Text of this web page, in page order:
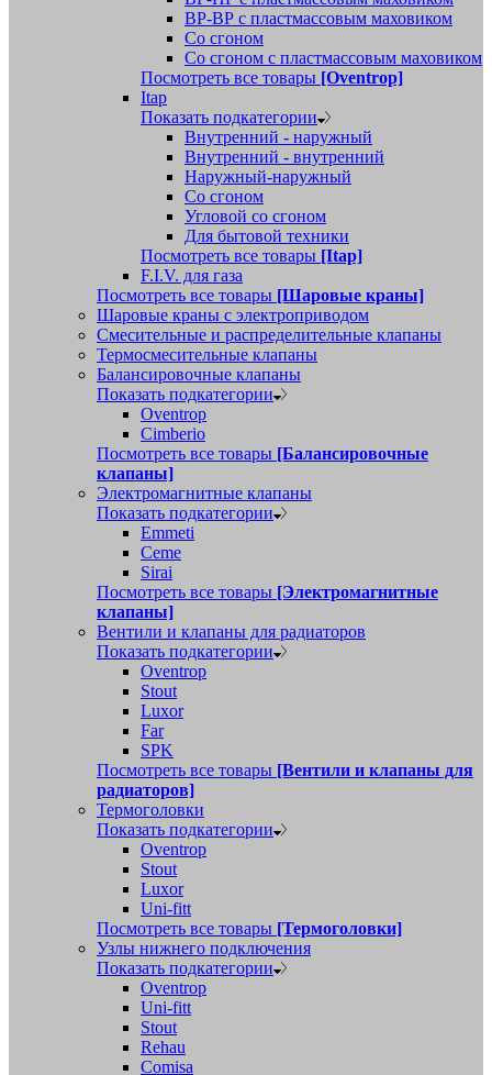
ВР-ВР с пластмассовым маховиком
Со сгоном
Со сгоном с пластмассовым маховиком
Посмотреть все товары [Oventrop]
Itap
Показать подкатегории
Внутренний - наружный
Внутренний - внутренний
Наружный-наружный
Со сгоном
Угловой со сгоном
Для бытовой техники
Посмотреть все товары [Itap]
F.I.V. для газа
Посмотреть все товары [Шаровые краны]
Шаровые краны с электроприводом
Смесительные и распределительные клапаны
Термосмесительные клапаны
Балансировочные клапаны
Показать подкатегории
Oventrop
Cimberio
Посмотреть все товары [Балансировочные
клапаны]
Электромагнитные клапаны
Показать подкатегории
Emmeti
Ceme
Sirai
Посмотреть все товары [Электромагнитные
клапаны]
Вентили и клапаны для радиаторов
Показать подкатегории
Oventrop
Stout
Luxor
Far
SPK
Посмотреть все товары [Вентили и клапаны для
радиаторов]
Термоголовки
Показать подкатегории
Oventrop
Stout
Luxor
Uni-fitt
Посмотреть все товары [Термоголовки]
Узлы нижнего подключения
Показать подкатегории
Oventrop
Uni-fitt
Stout
Rehau
Comisa